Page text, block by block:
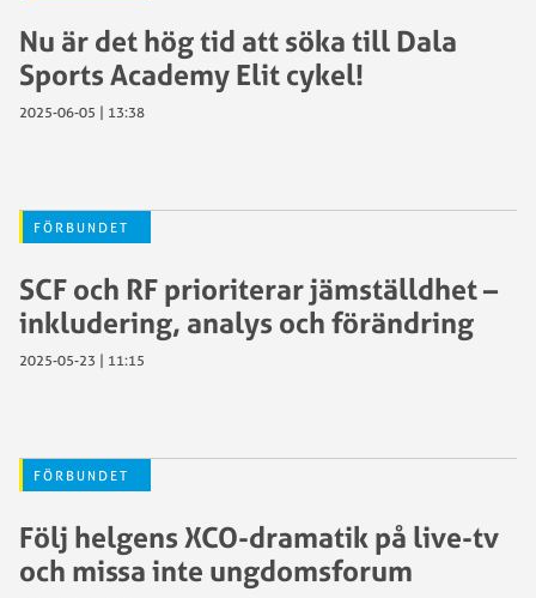
Nu är det hög tid att söka till Dala
Sports Academy Elit cykel!
2025-06-05 | 13:38
FÖRBUNDET
SCF och RF prioriterar jämställdhet –
inkludering, analys och förändring
2025-05-23 | 11:15
FÖRBUNDET
Följ helgens XCO-dramatik på live-tv
och missa inte ungdomsforum